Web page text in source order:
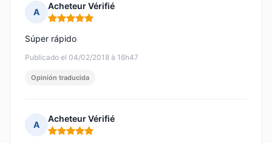
A
Acheteur Vérifié
Nota: 5 de 5
Publicado el 04/02/2018 à 16h47
Súper rápido
Opinión traducida
A
Acheteur Vérifié
Nota: 5 de 5